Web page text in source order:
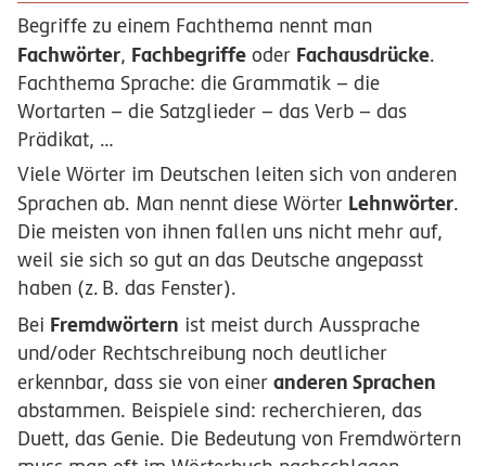
Begriffe zu einem Fachthema nennt man
Fachwörter, Fachbegriffe oder Fachausdrücke.
Fachthema Sprache: die Grammatik – die
Wortarten – die Satzglieder – das Verb – das
Prädikat, …
Viele Wörter im Deutschen leiten sich von anderen
Sprachen ab. Man nennt diese Wörter Lehnwörter.
Die meisten von ihnen fallen uns nicht mehr auf,
weil sie sich so gut an das Deutsche angepasst
haben (z. B. das Fenster).
Bei Fremdwörtern ist meist durch Aussprache
und/oder Rechtschreibung noch deutlicher
erkennbar, dass sie von einer anderen Sprachen
abstammen. Beispiele sind: recherchieren, das
Duett, das Genie. Die Bedeutung von Fremdwörtern